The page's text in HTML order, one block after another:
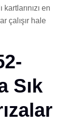
en
çalışır hale
Sık